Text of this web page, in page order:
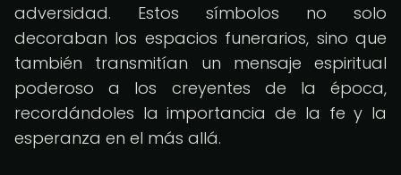
adversidad. Estos símbolos no solo
decoraban los espacios funerarios, sino que
también transmitían un mensaje espiritual
poderoso a los creyentes de la época,
recordándoles la importancia de la fe y la
esperanza en el más allá.